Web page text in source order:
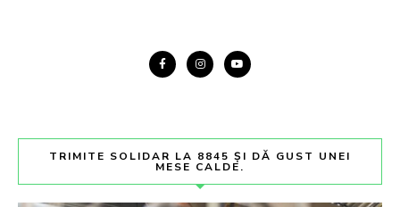
TRIMITE SOLIDAR LA 8845 ȘI DĂ GUST UNEI
MESE CALDE.